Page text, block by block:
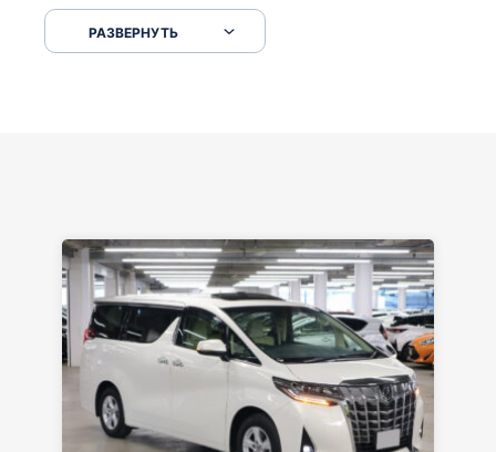
серпантинах по пути следования.
РАЗВЕРНУТЬ